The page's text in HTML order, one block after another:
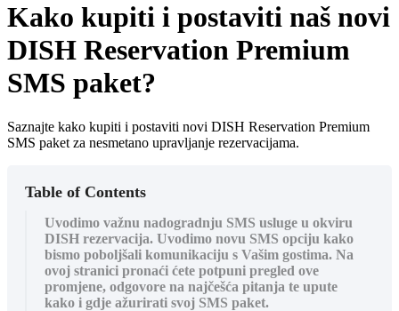
Kako kupiti i postaviti naš novi
DISH Reservation Premium
SMS paket?
Saznajte kako kupiti i postaviti novi DISH Reservation Premium
SMS paket za nesmetano upravljanje rezervacijama.
Table of Contents
Uvodimo važnu nadogradnju SMS usluge u okviru
DISH rezervacija. Uvodimo novu SMS opciju kako
bismo poboljšali komunikaciju s Vašim gostima. Na
ovoj stranici pronaći ćete potpuni pregled ove
promjene, odgovore na najčešća pitanja te upute
kako i gdje ažurirati svoj SMS paket.